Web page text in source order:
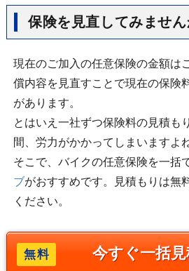
保険を見直してみません
現在のご加入の任意保険の金額は
償内容を見直すことで現在の保険
があります。
とはいえ一社ずつ保険料の見積も
間、労力がかかってしまいますよね
そこで、バイクの任意保険を一括
ブがおすすめです。見積もりは無
ください。
今すぐ一括